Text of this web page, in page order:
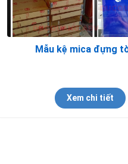
Mẫu kệ mica đựng
Xem chi tiết